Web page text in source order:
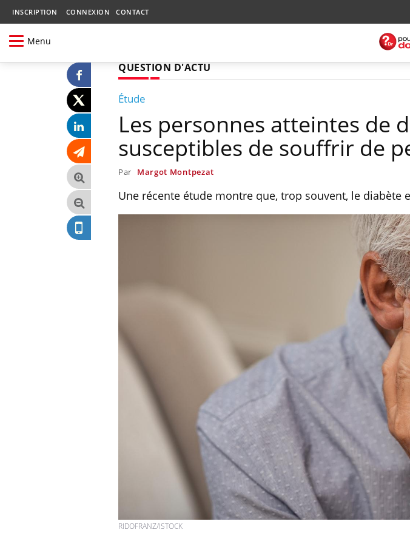
INSCRIPTION CONNEXION CONTACT
Menu
QUESTION D'ACTU
Étude
Les personnes atteintes de
susceptibles de souffrir de
Par Margot Montpezat
Une récente étude montre que, trop souvent, le diabète
RIDOFRANZ/ISTOCK
Et si les caries pouvaient
bientôt disparaître sans
Éclipse solaire du 12 août
: “Des verres adaptés,
c'est indispensable pour
la santé des yeux”
Les troubles du
modifient votre
Mon enfant est-il
sensible ou
très empathique ?
Bébés, jeunes
quelle trousse à
pharmacie pour les
vacances ?